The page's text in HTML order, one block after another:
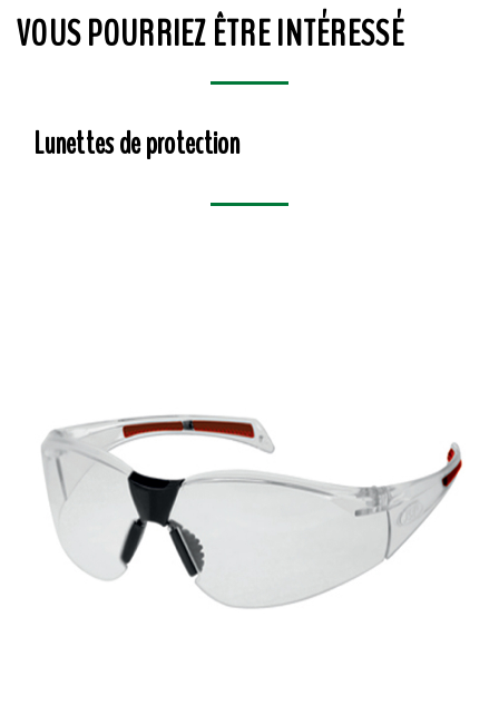
VOUS POURRIEZ ÊTRE INTÉRESSÉ
Lunettes de protection